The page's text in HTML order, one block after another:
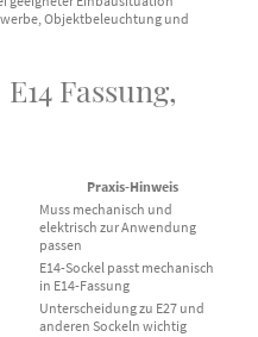
Objektbeleuchtung und
Fassung,
Praxis-Hinweis
Muss mechanisch und
elektrisch zur Anwendung
passen
E14-Sockel passt mechanisch
in E14-Fassung
Unterscheidung zu E27 und
anderen Sockeln wichtig